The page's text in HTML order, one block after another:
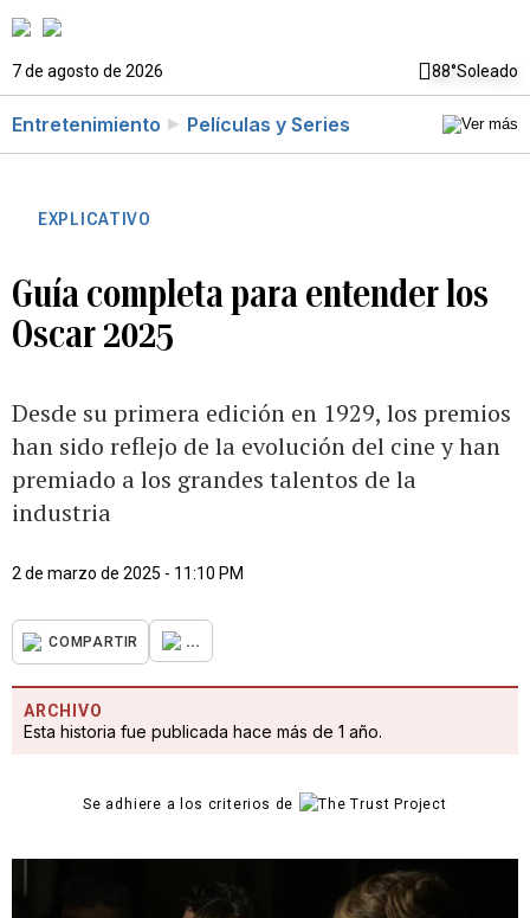
7 de agosto de 2026 88°Soleado
Entretenimiento Películas y Series
EXPLICATIVO
Guía completa para entender los
Oscar 2025
Desde su primera edición en 1929, los premios
han sido reflejo de la evolución del cine y han
premiado a los grandes talentos de la
industria
2 de marzo de 2025 - 11:10 PM
COMPARTIR ...
ARCHIVO
Esta historia fue publicada hace más de 1 año.
Se adhiere a los criterios de